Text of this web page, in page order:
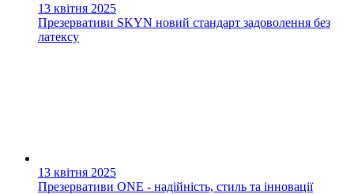
13 квітня 2025
Презервативи SKYN новий стандарт задоволення без
латексу
13 квітня 2025
Презервативи ONE - надійність, стиль та інновації